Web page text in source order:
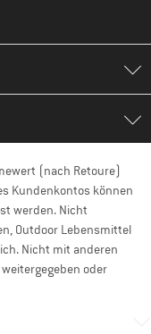
(nach Retoure)
Kundenkontos können
werden. Nicht
Outdoor Lebensmittel
Nicht mit anderen
oder